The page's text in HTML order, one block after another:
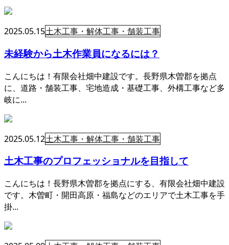
2025.05.15土木工事・解体工事・舗装工事
未経験から土木作業員になるには？
こんにちは！有限会社畑中建設です。長野県木曽郡を拠点
に、道路・舗装工事、宅地造成・基礎工事、外構工事など多
岐に...
2025.05.12土木工事・解体工事・舗装工事
土木工事のプロフェッショナルを目指して
こんにちは！長野県木曽郡を拠点にする、有限会社畑中建設
です。木曽町・開田高原・福島などのエリアで土木工事を手
掛...